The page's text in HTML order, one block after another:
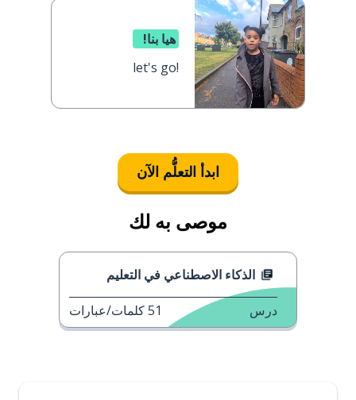
هيا بنا!
let's go!
ابدأ التعلُّم الآن
موصى به لك
الذكاء الاصطناعي في التعليم
درس 51كلمات/عبارات